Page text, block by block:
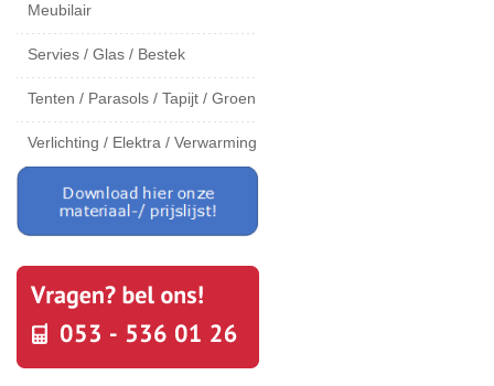
Meubilair
Servies / Glas / Bestek
Tenten / Parasols / Tapijt / Groen
Verlichting / Elektra / Verwarming